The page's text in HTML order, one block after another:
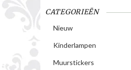
CATEGORIEËN
Nieuw
Kinderlampen
Muurstickers